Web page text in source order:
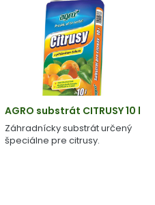
AGRO substrát CITRUSY 10 l
Záhradnícky substrát určený
špeciálne pre citrusy.